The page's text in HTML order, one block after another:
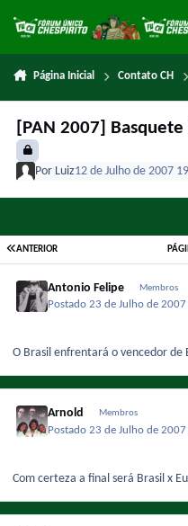
Página Inicial Contato CH
[PAN 2007]
Por Luiz12 de Julho de 2007
ANTERIOR
Antonio Felipe Membros
Postado23 de Julho de 2007
O Brasil enfrentará o vencedor de
Arnold Membros
Postado23 de Julho de 2007
Com certeza a final será Brasil x